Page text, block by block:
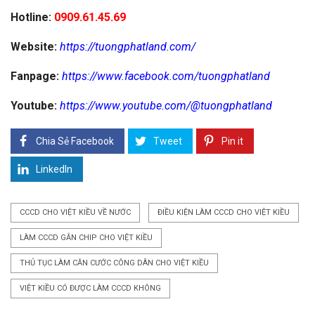
Hotline: 0909.61.45.69
Website: https://tuongphatland.com/
Fanpage: https://www.facebook.com/tuongphatland
Youtube: https://www.youtube.com/@tuongphatland
Chia Sẻ Facebook Tweet Pin it
LinkedIn
CCCD CHO VIỆT KIỀU VỀ NƯỚC ĐIỀU KIỆN LÀM CCCD CHO VIỆT KIỀU
LÀM CCCD GẮN CHIP CHO VIỆT KIỀU
THỦ TỤC LÀM CĂN CƯỚC CÔNG DÂN CHO VIỆT KIỀU
VIỆT KIỀU CÓ ĐƯỢC LÀM CCCD KHÔNG